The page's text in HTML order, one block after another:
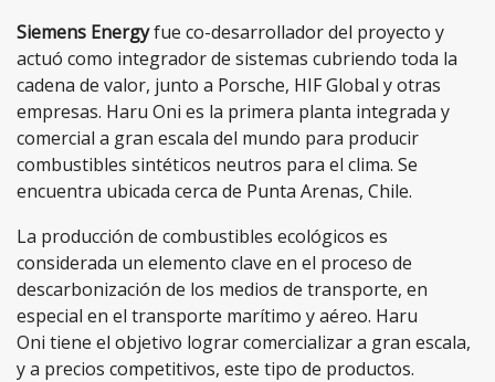
Siemens Energyfue co-desarrollador del proyecto y
actuó como integrador de sistemas cubriendo toda la
cadena de valor, junto a Porsche, HIF Global y otras
empresas. Haru Oni es la primera planta integrada y
comercial a gran escala del mundo para producir
combustibles sintéticos neutros para el clima. Se
encuentra ubicada cerca de Punta Arenas, Chile.
La producción de combustibles ecológicos es
considerada un elemento clave en el proceso de
descarbonización de los medios de transporte, en
especial en el transporte marítimo y aéreo. Haru
Oni tiene el objetivo lograr comercializar a gran escala,
y a precios competitivos, este tipo de productos.